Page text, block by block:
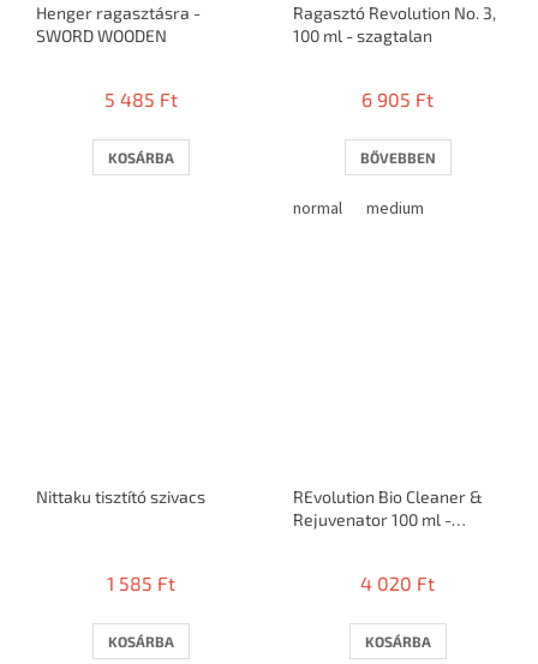
Henger ragasztásra -
SWORD WOODEN
5 485 Ft
KOSÁRBA
Ragasztó Revolution No. 3,
100 ml - szagtalan
6 905 Ft
BŐVEBBEN
normal medium
Nittaku tisztító szivacs
1 585 Ft
KOSÁRBA
REvolution Bio Cleaner &
Rejuvenator 100 ml -
4 020 Ft
KOSÁRBA